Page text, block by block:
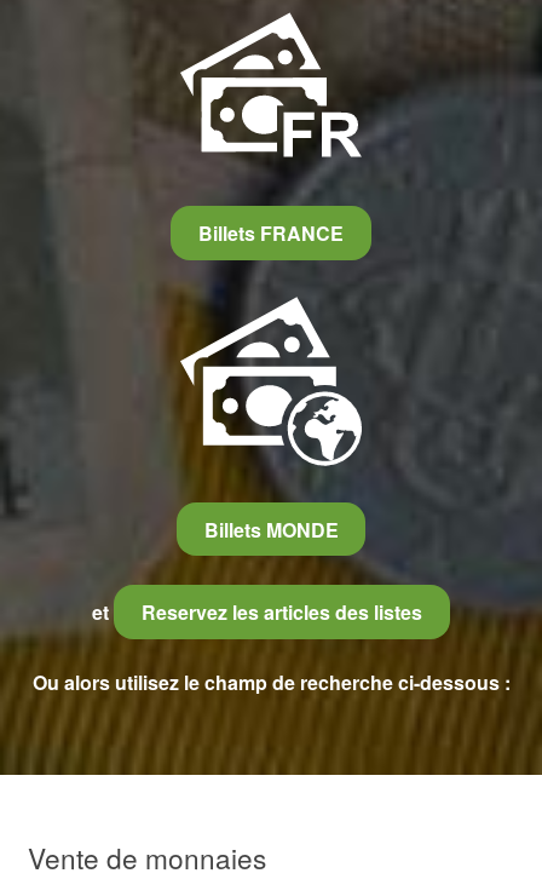
Billets FRANCE
Billets MONDE
et Reservez les articles des listes
Ou alors utilisez le champ de recherche ci-dessous :
Vente de monnaies